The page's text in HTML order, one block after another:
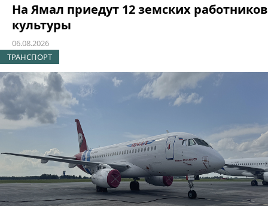
На Ямал приедут 12 земских работников
культуры
06.08.2026
ТРАНСПОРТ